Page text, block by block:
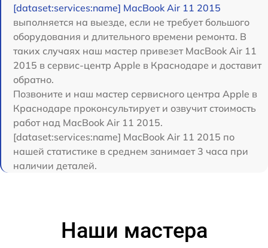
[dataset:services:name] MacBook Air 11 2015
выполняется на выезде, если не требует большого
оборудования и длительного времени ремонта. В
таких случаях наш мастер привезет MacBook Air 11
2015 в сервис-центр Apple в Краснодаре и доставит
обратно.
Позвоните и наш мастер сервисного центра Apple в
Краснодаре проконсультирует и озвучит стоимость
работ над MacBook Air 11 2015.
[dataset:services:name] MacBook Air 11 2015 по
нашей статистике в среднем занимает 3 часа при
наличии деталей.
Наши мастера